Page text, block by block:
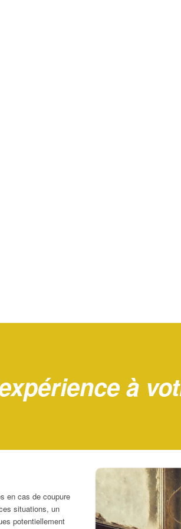
à
en cas de coupure
situations, un
potentiellement